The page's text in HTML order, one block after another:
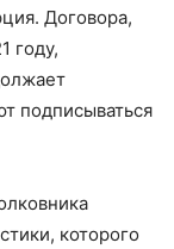
Договора,
году,
подписываться
которого